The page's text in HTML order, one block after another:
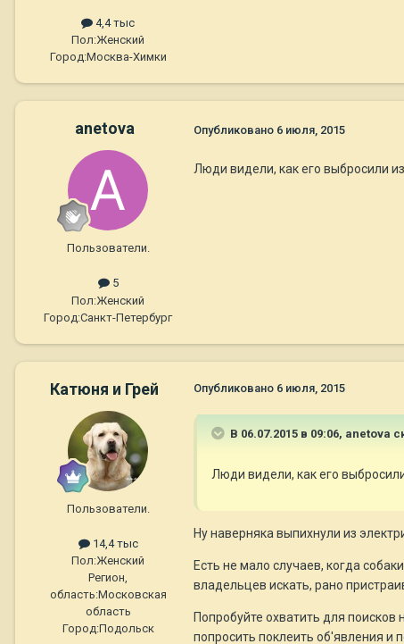
4,4 тыс
Пол:Женский
Город:Москва-Химки
anetova
Пользователи.
5
Пол:Женский
Город:Санкт-Петербург
Опубликовано 6 июля, 2015
Люди видели, как его выбросили
Катюня и Грей
Пользователи.
14,4 тыс
Пол:Женский
Регион,
область:Московская
область
Город:Подольск
Опубликовано 6 июля, 2015
В 06.07.2015 в 09:06, anetova
Люди видели, как его
Ну наверняка выпихнули из
Есть не мало случаев, когда
владельцев искать, рано
Попробуйте охватить для
попросить поклеить об'явления и